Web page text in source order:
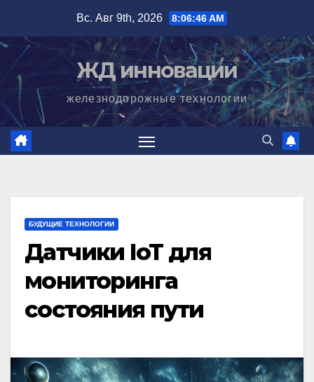
содержимому
Вс. Авг 9th, 2026 8:06:48 AM
ЖД инновации
железнодорожные технологии
БУДУЩИЕ ТЕХНОЛОГИИ
Датчики IoT для
мониторинга
состояния пути